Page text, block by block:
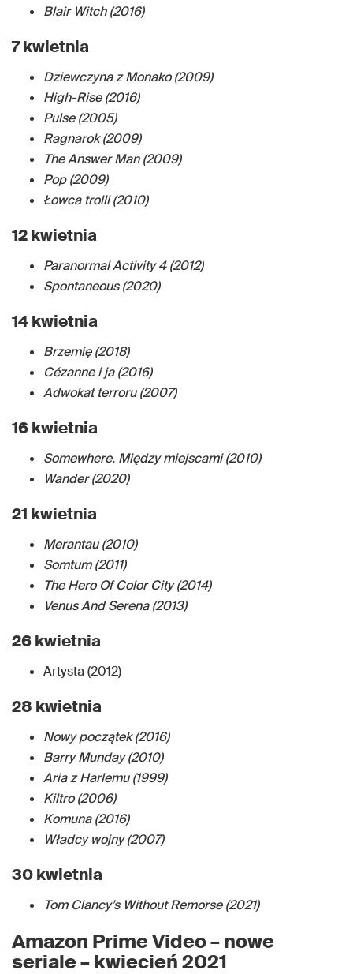
Blair Witch (2016)
7 kwietnia
Dziewczyna z Monako (2009)
High-Rise (2016)
Pulse (2005)
Ragnarok (2009)
The Answer Man (2009)
Pop (2009)
Łowca trolli (2010)
12 kwietnia
Paranormal Activity 4 (2012)
Spontaneous (2020)
14 kwietnia
Brzemię (2018)
Cézanne i ja (2016)
Adwokat terroru (2007)
16 kwietnia
Somewhere. Między miejscami (2010)
Wander (2020)
21 kwietnia
Merantau (2010)
Somtum (2011)
The Hero Of Color City (2014)
Venus And Serena (2013)
26 kwietnia
Artysta (2012)
28 kwietnia
Nowy początek (2016)
Barry Munday (2010)
Aria z Harlemu (1999)
Kiltro (2006)
Komuna (2016)
Władcy wojny (2007)
30 kwietnia
Tom Clancy’s Without Remorse (2021)
Amazon Prime Video– nowe
seriale – kwiecień 2021